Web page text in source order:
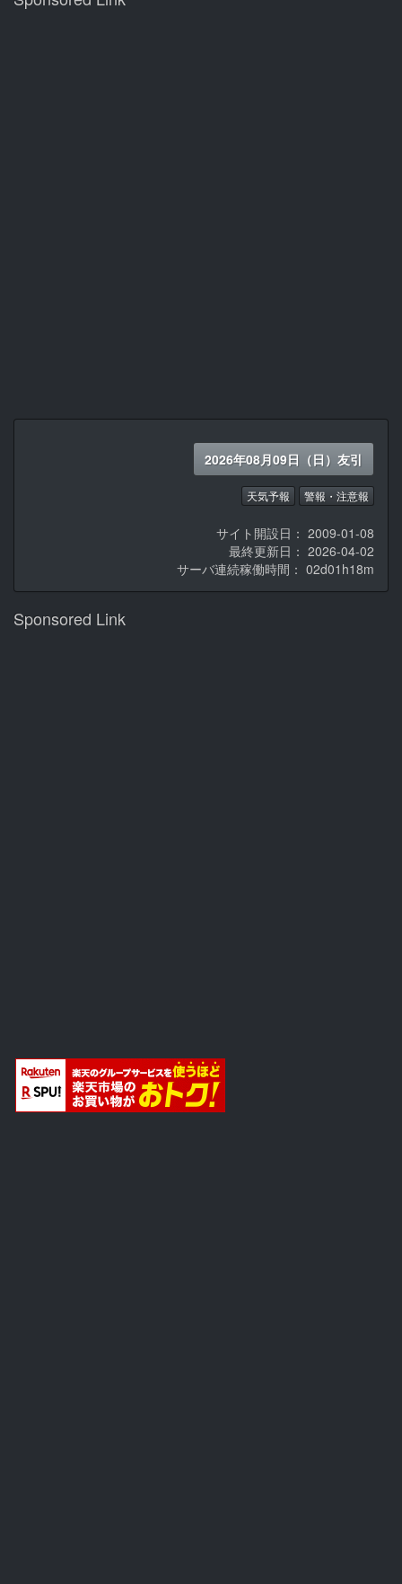
2026年08月09日（日）友引
天気予報 警報・注意報
サイト開設日： 2009-01-08
最終更新日： 2026-04-02
サーバ連続稼働時間： 02d01h18m
Sponsored Link